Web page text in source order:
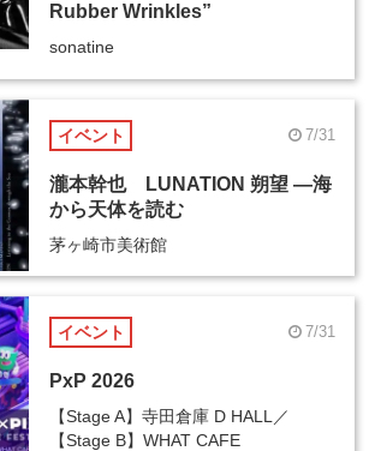
Rubber Wrinkles”
sonatine
イベント 7/31
瀧本幹也 LUNATION 朔望 ―海
から天体を読む
茅ヶ崎市美術館
イベント 7/31
PxP 2026
【Stage A】寺田倉庫 D HALL／
【Stage B】WHAT CAFE